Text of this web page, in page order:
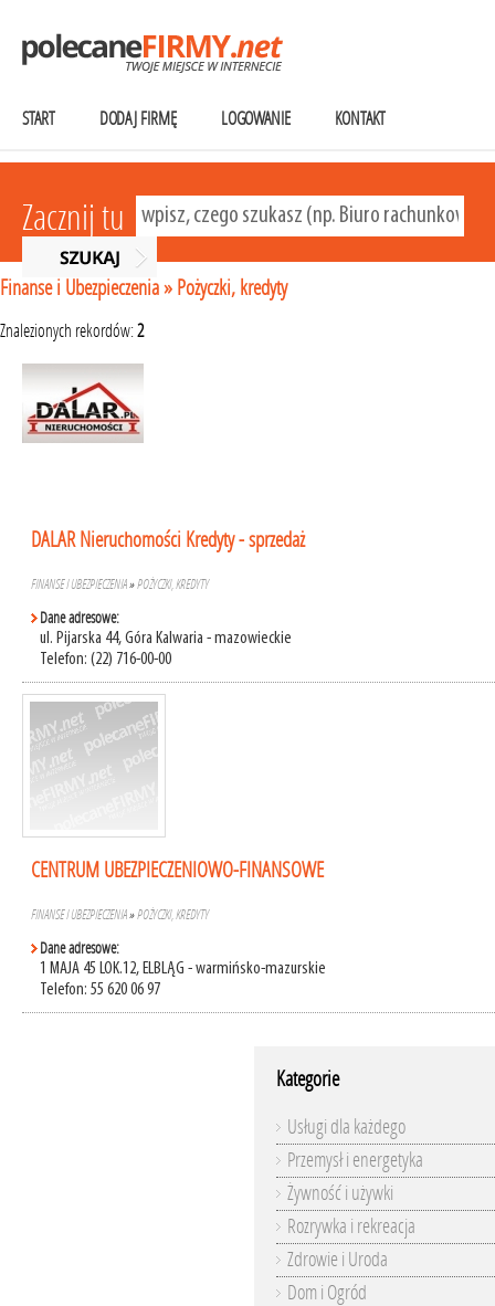
START DODAJ FIRMĘ LOGOWANIE KONTAKT
Zacznij tu
Finanse i Ubezpieczenia» Pożyczki, kredyty
Znalezionych rekordów:2
DALAR Nieruchomości Kredyty - sprzedaż
FINANSE I UBEZPIECZENIA»POŻYCZKI, KREDYTY
Dane adresowe:
ul. Pijarska 44, Góra Kalwaria - mazowieckie
Telefon: (22) 716-00-00
CENTRUM UBEZPIECZENIOWO-FINANSOWE
FINANSE I UBEZPIECZENIA»POŻYCZKI, KREDYTY
Dane adresowe:
1 MAJA 45 LOK.12, ELBLĄG - warmińsko-mazurskie
Telefon: 55 620 06 97
Kategorie
Usługi dla każdego
Przemysł i energetyka
Żywność i używki
Rozrywka i rekreacja
Zdrowie i Uroda
Dom i Ogród